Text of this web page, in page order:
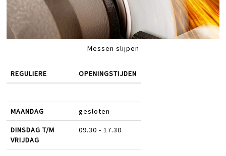
Messen slijpen
REGULIERE OPENINGSTIJDEN
MAANDAG gesloten
DINSDAG T/M
VRIJDAG
09.30 - 17.30